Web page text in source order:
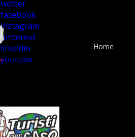
twitter
facebook
instagram
pinterest
linkedin
youtube
Home